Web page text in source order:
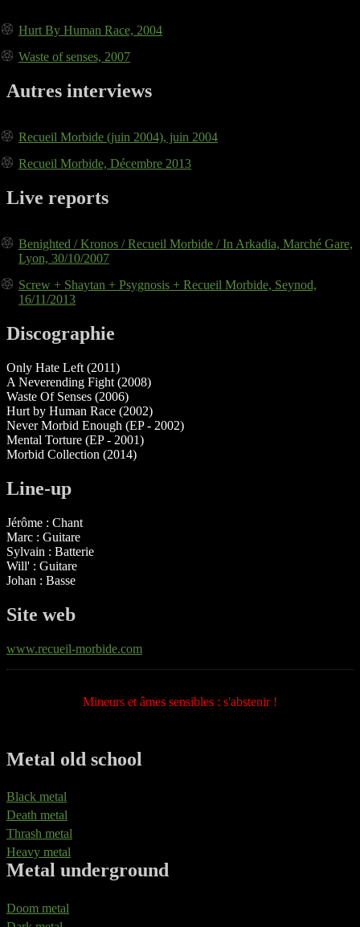
Hurt By Human Race, 2004
Waste of senses, 2007
Autres interviews
Recueil Morbide (juin 2004), juin 2004
Recueil Morbide, Décembre 2013
Live reports
Benighted / Kronos / Recueil Morbide / In Arkadia, Marché Gare,
Lyon, 30/10/2007
Screw + Shaytan + Psygnosis + Recueil Morbide, Seynod,
16/11/2013
Discographie
Only Hate Left (2011)
A Neverending Fight (2008)
Waste Of Senses (2006)
Hurt by Human Race (2002)
Never Morbid Enough (EP - 2002)
Mental Torture (EP - 2001)
Morbid Collection (2014)
Line-up
Jérôme : Chant
Marc : Guitare
Sylvain : Batterie
Will' : Guitare
Johan : Basse
Site web
www.recueil-morbide.com
Mineurs et âmes sensibles : s'abstenir !
Metal old school
Black metal
Death metal
Thrash metal
Heavy metal
Metal underground
Doom metal